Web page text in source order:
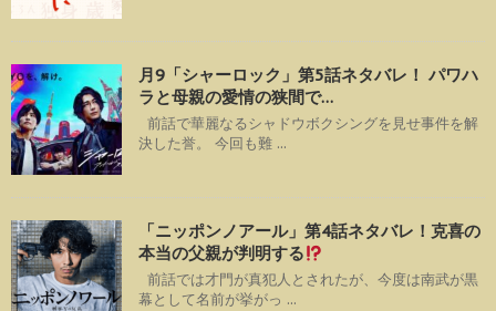
月9「シャーロック」第5話ネタバレ！ パワハ
ラと母親の愛情の狭間で…
前話で華麗なるシャドウボクシングを見せ事件を解
決した誉。 今回も難 ...
「ニッポンノアール」第4話ネタバレ！克喜の
本当の父親が判明する
前話では才門が真犯人とされたが、今度は南武が黒
幕として名前が挙がっ ...